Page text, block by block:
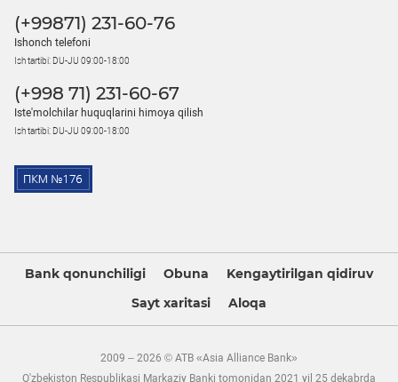
(+99871) 231-60-76
Ishonch telefoni
Ish tartibi: DU-JU 09:00-18:00
(+998 71) 231-60-67
Iste'molchilar huquqlarini himoya qilish
Ish tartibi: DU-JU 09:00-18:00
Bank qonunchiligi Obuna
Kengaytirilgan qidiruv
Sayt xaritasi
Aloqa
2009 – 2026 © ATB «Asia Alliance Bank»
O'zbekiston Respublikasi Markaziy Banki tomonidan 2021 yil 25 dekabrda